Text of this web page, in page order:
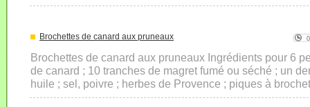
Brochettes de canard aux pruneaux
Brochettes de canard aux pruneaux Ingrédients pour 6
de canard ; 10 tranches de magret fumé ou séché ; un
huile ; sel, poivre ; herbes de Provence ; piques à